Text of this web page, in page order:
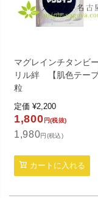
マグレインチタンビ
リル絆 【肌色テー
粒
定価 ¥2,200
1,800 円(税抜)
1,980円(税込)
カートに入れる